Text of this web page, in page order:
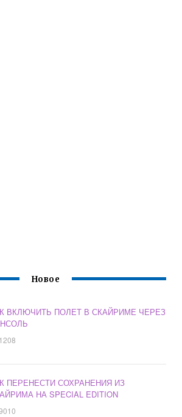
Новое
ВКЛЮЧИТЬ ПОЛЕТ В СКАЙРИМЕ ЧЕРЕЗ
ПЕРЕНЕСТИ СОХРАНЕНИЯ ИЗ
НА SPECIAL EDITION